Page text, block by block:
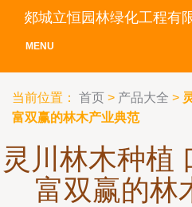
郯城立恒园林绿化工程有
MENU
当前位置： 首页 > 产品大全 >
富双赢的林木产业典范
灵川林木种植
富双赢的林